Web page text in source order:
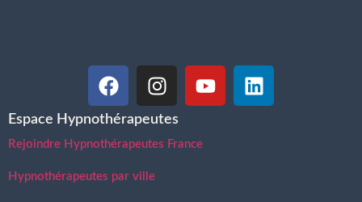
Espace Hypnothérapeutes
Rejoindre Hypnothérapeutes France
Hypnothérapeutes par ville